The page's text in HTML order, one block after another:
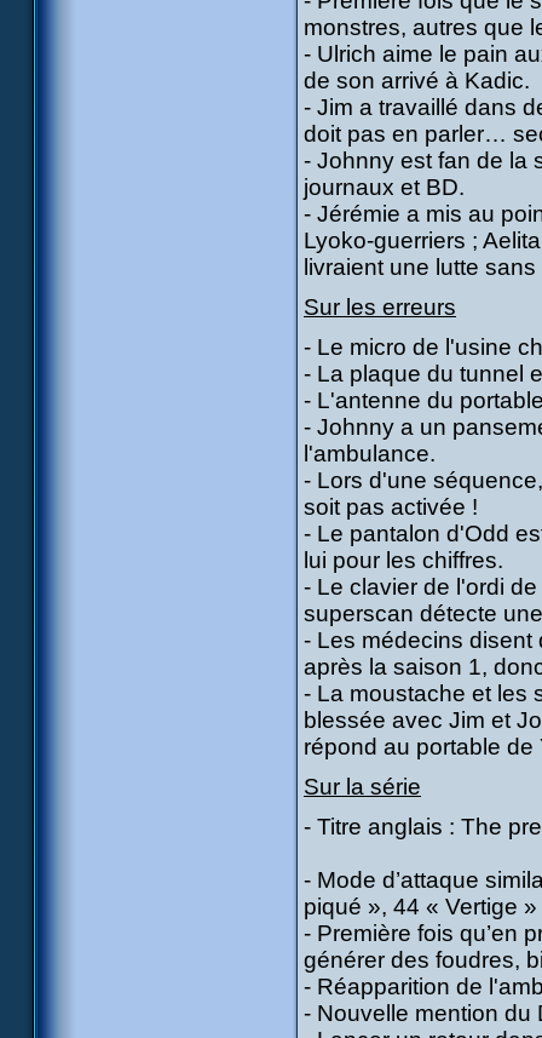
monstres, autres que
- Ulrich aime le pain
de son arrivé à Kadic.
- Jim a travaillé dans
doit pas en parler…
- Johnny est fan de la
journaux et BD.
- Jérémie a mis au
Lyoko-guerriers ;
livraient une lutte
Sur les erreurs
- Le micro de l'usine
- La plaque du tunnel
- L'antenne du
- Johnny a un
l'ambulance.
- Lors d'une
soit pas activée !
- Le pantalon d'Odd
lui pour les chiffres.
- Le clavier de l'ordi
superscan détecte
- Les médecins disent
après la saison 1,
- La moustache et les
blessée avec Jim et
répond au portable de
Sur la série
- Titre anglais : The
- Mode d’attaque
piqué », 44 « Vertige
- Première fois qu’en
générer des foudres,
- Réapparition de
- Nouvelle mention du